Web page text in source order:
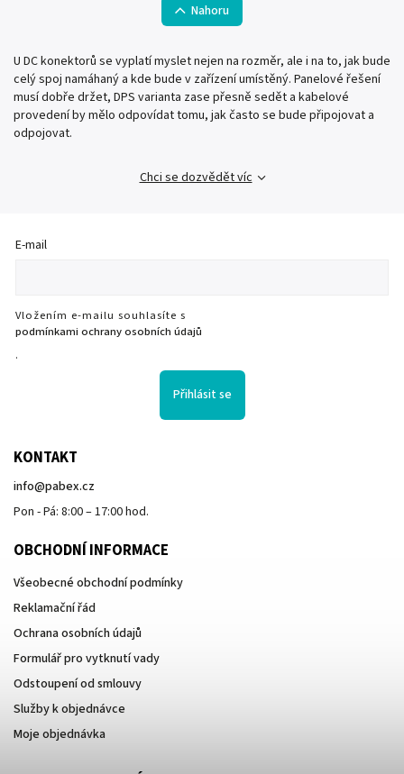
Nahoru
U DC konektorů se vyplatí myslet nejen na rozměr, ale i na to, jak bude
celý spoj namáhaný a kde bude v zařízení umístěný. Panelové řešení
musí dobře držet, DPS varianta zase přesně sedět a kabelové
provedení by mělo odpovídat tomu, jak často se bude připojovat a
odpojovat.
Chci se dozvědět víc
E-mail
Vložením e-mailu souhlasíte s
podmínkami ochrany osobních údajů
.
Přihlásit se
KONTAKT
info@pabex.cz
Pon - Pá: 8:00 – 17:00 hod.
OBCHODNÍ INFORMACE
Všeobecné obchodní podmínky
Reklamační řád
Ochrana osobních údajů
Formulář pro vytknutí vady
Odstoupení od smlouvy
Služby k objednávce
Moje objednávka